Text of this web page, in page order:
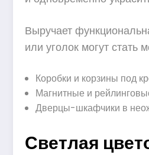
Выручает
или уголок могут
Коробки и корзины под
Магнитные и
Дверцы-шкафчики в
Светлая